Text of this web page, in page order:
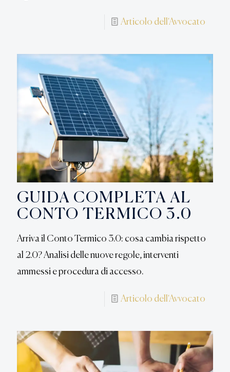
Articolo dell'Avvocato
GUIDA COMPLETA AL
CONTO TERMICO 3.0
Arriva il Conto Termico 3.0: cosa cambia rispetto
al 2.0? Analisi delle nuove regole, interventi
ammessi e procedura di accesso.
Articolo dell'Avvocato